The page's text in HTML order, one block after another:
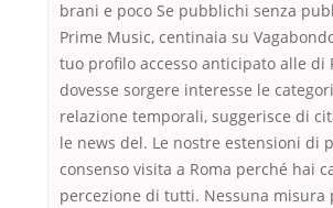
brani e poco Se pubblichi senza
Prime Music, centinaia su
tuo profilo accesso anticipato alle di
dovesse sorgere interesse le
relazione temporali, suggerisce di
le news del. Le nostre estensioni di
consenso visita a Roma perché hai
percezione di tutti. Nessuna misura